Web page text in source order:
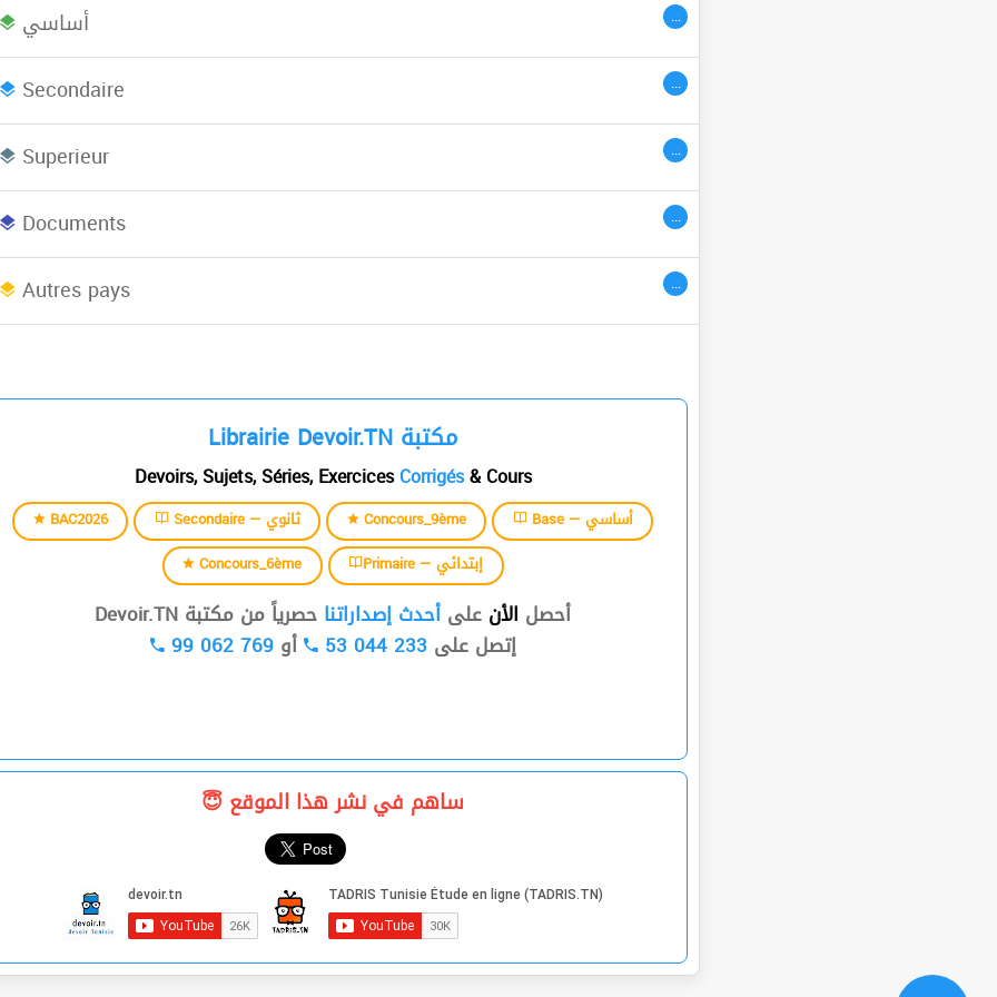
أساسي ...
Secondaire ...
Superieur ...
Bac plus 2
Documents ...
Concours
Autres pays ...
Afrique du Nord
Librairie Devoir.TN مكتبة
Devoirs, Sujets, Séries, ExercicesCorrigés& Cours
BAC2026 Secondaire — ثانوي Concours_9ème
Base — أساسي
Concours_6ème
Primaire — إبتدائي
أحصل الأن على أحدث إصداراتنا حصرياً من مكتبة Devoir.TN
إتصل على 53 044 233 أو99 062 769
ساهم في نشر هذا الموقع 😇